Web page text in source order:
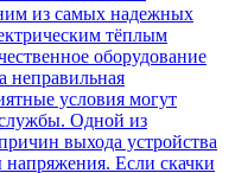
из самых надежных
тёплым
оборудование
неправильная
условия могут
службы. Одной из
выхода устройства
напряжения. Если скачки